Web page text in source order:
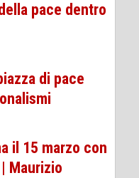
pace dentro
di pace
il 15 marzo con
| Maurizio